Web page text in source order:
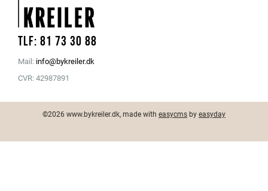
Tlf: 81 73 30 88
Mail: info@bykreiler.dk
CVR: 42987891
©2026 www.bykreiler.dk, made with easycms by easyday